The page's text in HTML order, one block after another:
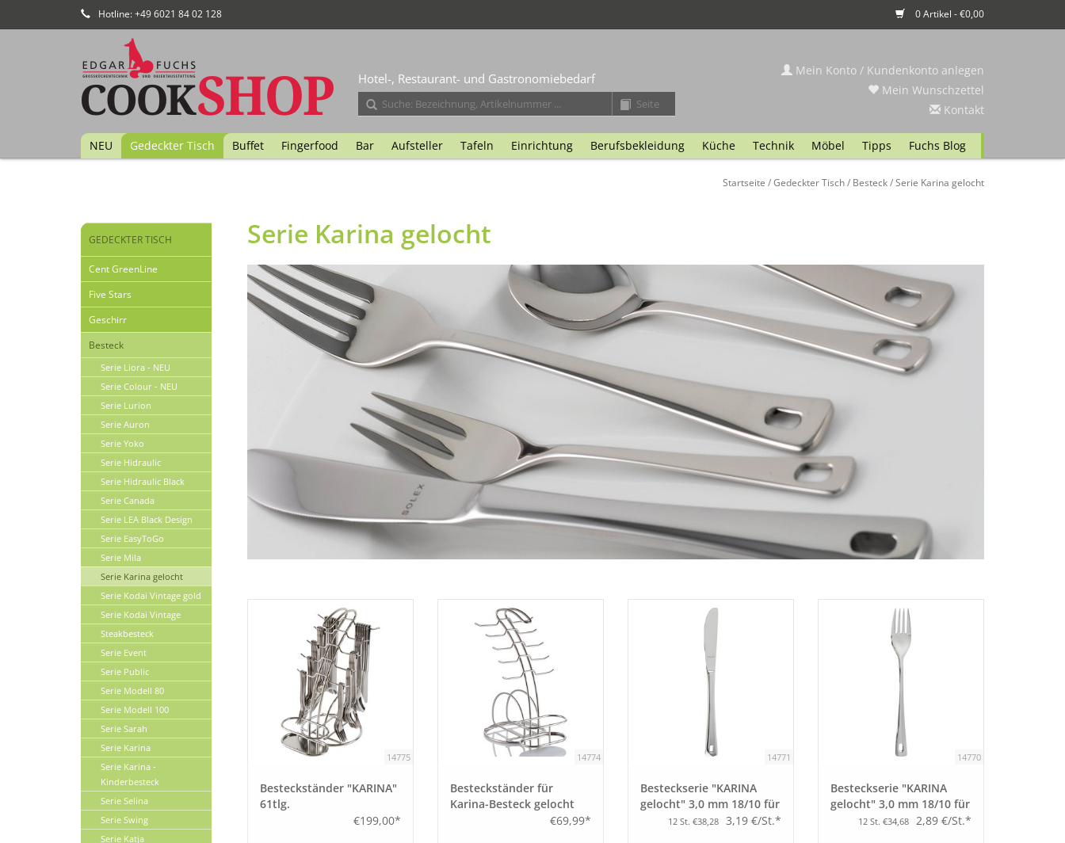
Hotline: +49 6021 84 02 128 0 Artikel - €0,00
Hotel-, Restaurant- und Gastronomiebedarf
NEU Gedeckter Tisch Buffet Fingerfood Bar Aufsteller Tafeln Einrichtung Berufsbekleidung Küche Technik Möbel Tipps Fuchs Blog
Mein Konto / Kundenkonto anlegen
Mein Wunschzettel
Kontakt
Startseite /Gedeckter Tisch/ Besteck/Serie Karina gelocht
GEDECKTER TISCH
Cent GreenLine
Five Stars
Geschirr
Besteck
Serie Liora - NEU
Serie Colour - NEU
Serie Lurion
Serie Auron
Serie Yoko
Serie Hidraulic
Serie Hidraulic Black
Serie Canada
Serie LEA Black Design
Serie EasyToGo
Serie Mila
Serie Karina gelocht
Serie Kodai Vintage gold
Serie Kodai Vintage
Steakbesteck
Serie Event
Serie Public
Serie Modell 80
Serie Modell 100
Serie Sarah
Serie Karina
Serie Karina -
Kinderbesteck
Serie Selina
Serie Swing
Serie Katja
Serie Karina gelocht
14775
Besteckständer "KARINA"
61tlg.
€199,00*
14774
Besteckständer für
Karina-Besteck gelocht
€69,99*
14771
Besteckserie "KARINA
gelocht" 3,0 mm 18/10 für
Besteckständer
12 St. €38,28 3,19 €/St.*
14770
Besteckserie "KARINA
gelocht" 3,0 mm 18/10 für
Besteckständer
12 St. €34,68 2,89 €/St.*